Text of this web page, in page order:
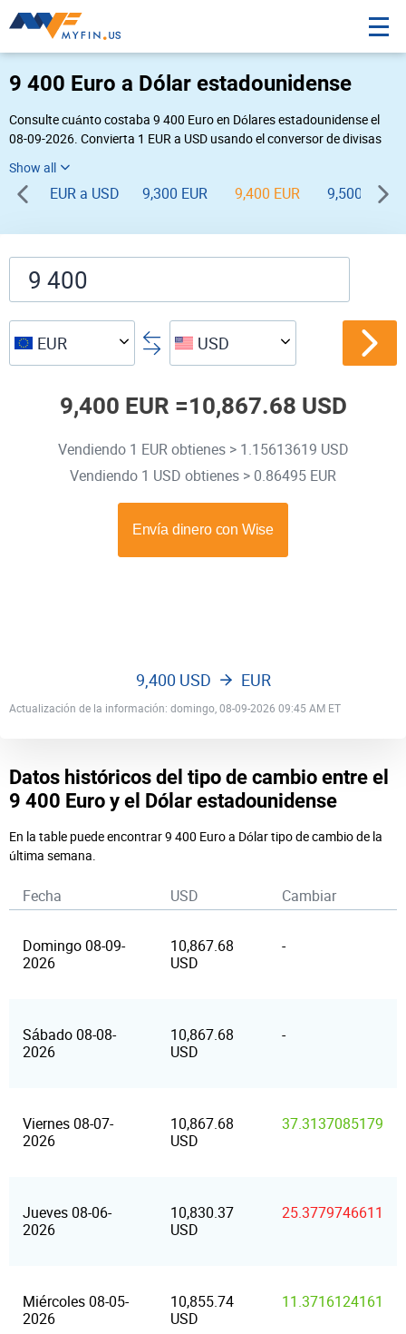
9 400 Euro a Dólar estadounidense
Consulte cuánto costaba 9 400 Euro en Dólares estadounidense el
08-09-2026. Convierta 1 EUR a USD usando el conversor de divisas
USD EUR ».
EUR a USD 9,300 EUR 9,400 EUR 9,500 EUR
EUR USD
9,400 EUR =10,867.68 USD
Vendiendo 1 EUR obtienes > 1.15613619 USD
Vendiendo 1 USD obtienes > 0.86495 EUR
Actualización de la información: domingo, 08-09-2026 09:45 AM ET
9,400 USD EUR
Datos históricos del tipo de cambio entre el
9 400 Euro y el Dólar estadounidense
En la table puede encontrar 9 400 Euro a Dólar tipo de cambio de la
última semana.
Fecha USD Cambiar
Domingo 08-09-
2026
10,867.68
USD
-
Sábado 08-08-
2026
10,867.68
USD
-
Viernes 08-07-
2026
10,867.68
USD
37.3137085179
Jueves 08-06-
2026
10,830.37
USD
25.3779746611
Miércoles 08-05-
2026
10,855.74
USD
11.3716124161